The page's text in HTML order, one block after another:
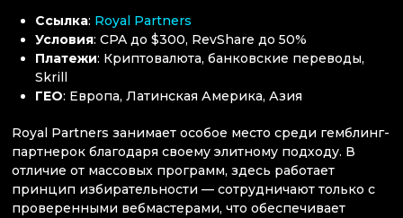
Ссылка: Royal Partners
Условия: CPA до $300, RevShare до 50%
Платежи: Криптовалюта, банковские переводы,
Skrill
ГЕО: Европа, Латинская Америка, Азия
Royal Partners занимает особое место среди гемблинг-
партнерок благодаря своему элитному подходу. В
отличие от массовых программ, здесь работает
принцип избирательности — сотрудничают только с
проверенными вебмастерами, что обеспечивает